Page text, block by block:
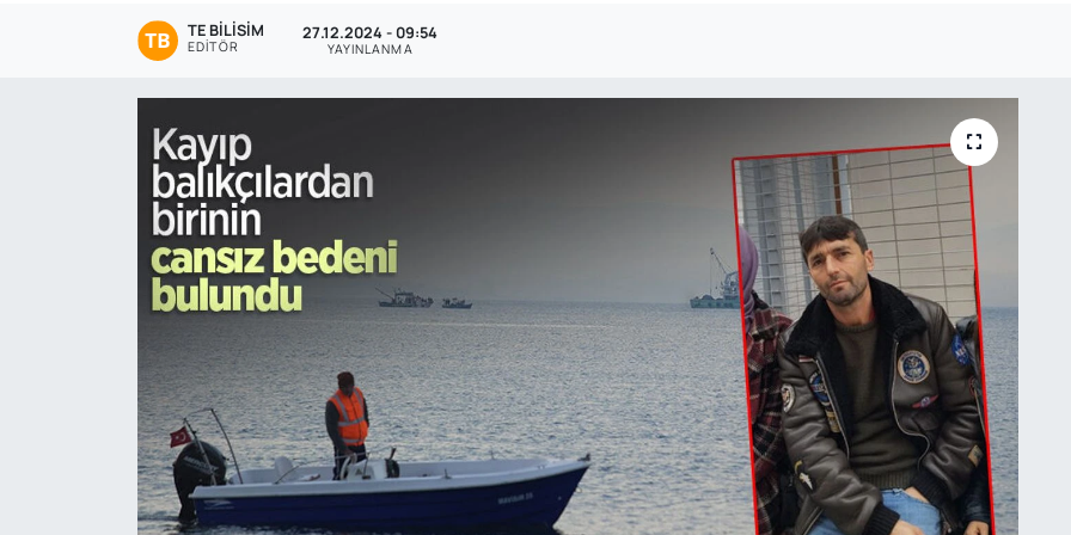
TE BILISIM
EDITÖR
27.12.2024 - 09:54
YAYINLANMA
Gündem
Özel Haber